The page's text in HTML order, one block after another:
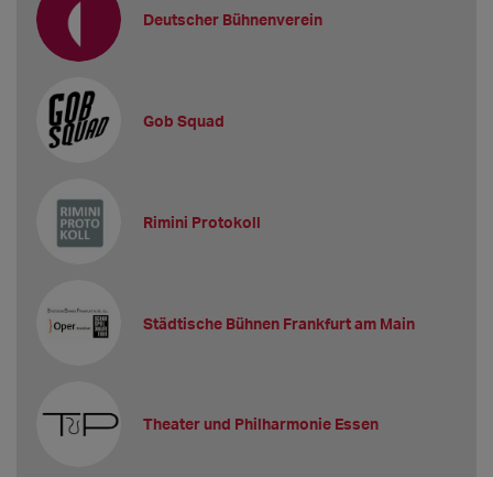
Deutscher Bühnenverein
Gob Squad
Rimini Protokoll
Städtische Bühnen Frankfurt am Main
Theater und Philharmonie Essen